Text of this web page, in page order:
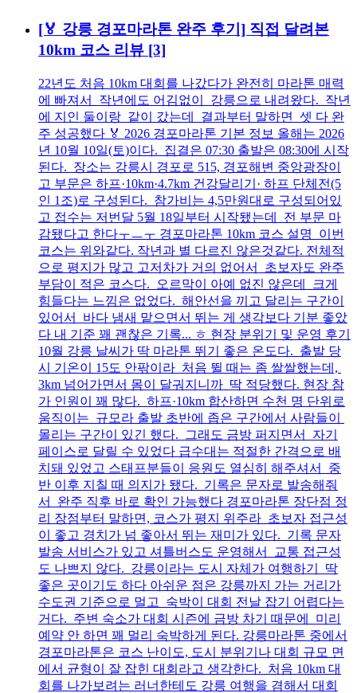
[🏅 강릉 경포마라톤 완주 후기] 직접 달려본
10km 코스 리뷰 [3]
22년도 처음 10km 대회를 나갔다가 완전히 마라톤 매력
에 빠져서 작년에도 어김없이 강릉으로 내려왔다. 작년
에 지인 둘이랑 같이 갔는데 결과부터 말하면 셋 다 완
주 성공했다 🏅 2026 경포마라톤 기본 정보 올해는 2026
년 10월 10일(토)이다. 집결은 07:30 출발은 08:30에 시작
된다. 장소는 강릉시 경포로 515, 경포해변 중앙광장이
고 부문은 하프·10km·4.7km 건강달리기· 하프 단체전(5
인 1조)로 구성된다. 참가비는 4,5만원대로 구성되어있
고 접수는 저번달 5월 18일부터 시작됐는데 전 부문 마
감됐다고 한다ㅜㅡㅜ 경포마라톤 10km 코스 설명 이번
코스는 위와같다. 작년과 별 다르진 않은것같다. 전체적
으로 평지가 많고 고저차가 거의 없어서 초보자도 완주
부담이 적은 코스다. 오르막이 아예 없진 않은데 크게
힘들다는 느낌은 없었다. 해안선을 끼고 달리는 구간이
있어서 바다 냄새 맡으면서 뛰는 게 생각보다 기분 좋았
다 내 기준 꽤 괜찮은 기록... ㅎ 현장 분위기 및 운영 후기
10월 강릉 날씨가 딱 마라톤 뛰기 좋은 온도다. 출발 당
시 기온이 15도 안팎이라 처음 뛸 때는 좀 쌀쌀했는데,
3km 넘어가면서 몸이 달궈지니까 딱 적당했다. 현장 참
가 인원이 꽤 많다. 하프·10km 합산하면 수천 명 단위로
움직이는 규모라 출발 초반에 좁은 구간에서 사람들이
몰리는 구간이 있긴 했다. 그래도 금방 퍼지면서 자기
페이스로 달릴 수 있었다 급수대는 적절한 간격으로 배
치돼 있었고 스태프분들이 응원도 열심히 해주셔서 중
반 이후 지칠 때 의지가 됐다. 기록은 문자로 발송해줘
서 완주 직후 바로 확인 가능했다 경포마라톤 장단점 정
리 장점부터 말하면, 코스가 평지 위주라 초보자 접근성
이 좋고 경치가 넘 좋아서 뛰는 재미가 있다. 기록 문자
발송 서비스가 있고 셔틀버스도 운영해서 교통 접근성
도 나쁘지 않다. 강릉이라는 도시 자체가 여행하기 딱
좋은 곳이기도 하다 아쉬운 점은 강릉까지 가는 거리가
수도권 기준으로 멀고 숙박이 대회 전날 잡기 어렵다는
거다. 주변 숙소가 대회 시즌에 금방 차기 때문에 미리
예약 안 하면 꽤 멀리 숙박하게 된다. 강릉마라톤 중에서
경포마라톤은 코스 난이도, 도시 분위기나 대회 규모 면
에서 균형이 잘 잡힌 대회라고 생각한다. 처음 10km 대
회를 나가보려는 러너한테도 강릉 여행을 겸해서 대회